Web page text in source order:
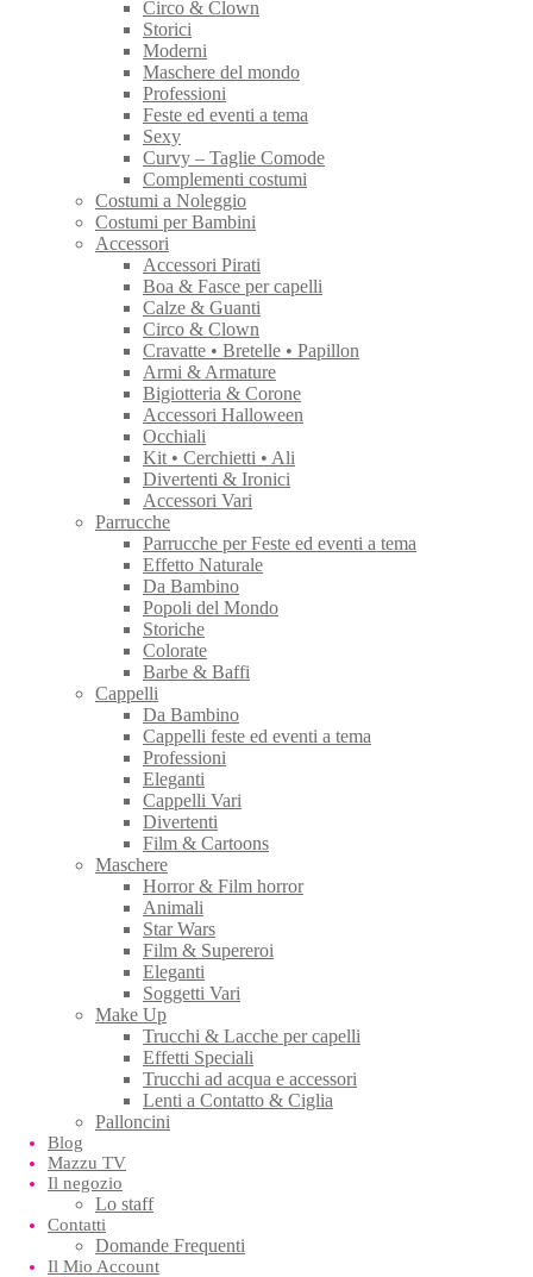
Circo & Clown
Storici
Moderni
Maschere del mondo
Professioni
Feste ed eventi a tema
Sexy
Curvy – Taglie Comode
Complementi costumi
Costumi a Noleggio
Costumi per Bambini
Accessori
Accessori Pirati
Boa & Fasce per capelli
Calze & Guanti
Circo & Clown
Cravatte • Bretelle • Papillon
Armi & Armature
Bigiotteria & Corone
Accessori Halloween
Occhiali
Kit • Cerchietti • Ali
Divertenti & Ironici
Accessori Vari
Parrucche
Parrucche per Feste ed eventi a tema
Effetto Naturale
Da Bambino
Popoli del Mondo
Storiche
Colorate
Barbe & Baffi
Cappelli
Da Bambino
Cappelli feste ed eventi a tema
Professioni
Eleganti
Cappelli Vari
Divertenti
Film & Cartoons
Maschere
Horror & Film horror
Animali
Star Wars
Film & Supereroi
Eleganti
Soggetti Vari
Make Up
Trucchi & Lacche per capelli
Effetti Speciali
Trucchi ad acqua e accessori
Lenti a Contatto & Ciglia
Palloncini
Blog
Mazzu TV
Il negozio
Lo staff
Contatti
Domande Frequenti
Il Mio Account